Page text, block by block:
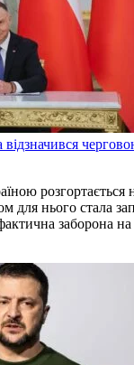
розгортається
для нього стала
заборона на